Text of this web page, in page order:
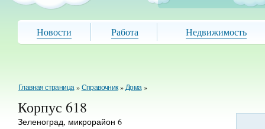
Новости Работа Недвижимость
Главная страница »Справочник » Дома »
Корпус 618
Зеленоград, микрорайон 6